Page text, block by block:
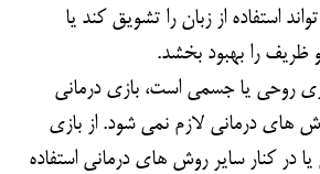
استفاده از زبان را تشویق کند یا
را بهبود بخشد.
روحی یا جسمی است، بازی درمانی
های درمانی لازم نمی شود. از بازی
در کنار سایر روش های درمانی استفاده